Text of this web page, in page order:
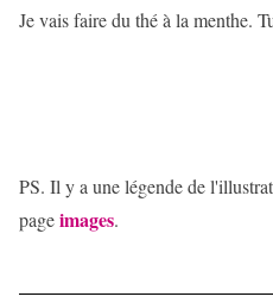
Je vais faire du thé à la menthe.
PS. Il y a une légende de
pageimages.